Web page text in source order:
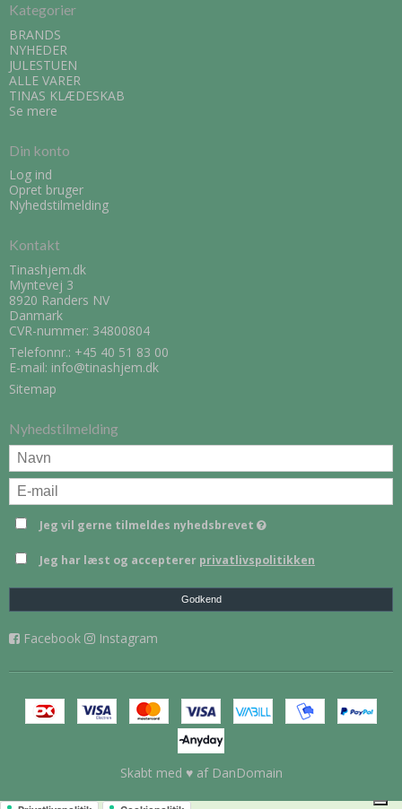
Kategorier
BRANDS
NYHEDER
JULESTUEN
ALLE VARER
TINAS KLÆDESKAB
Se mere
Din konto
Log ind
Opret bruger
Nyhedstilmelding
Kontakt
Tinashjem.dk
Myntevej 3
8920 Randers NV
Danmark
CVR-nummer: 34800804
Telefonnr.: +45 40 51 83 00
E-mail: info@tinashjem.dk
Sitemap
Nyhedstilmelding
Jeg vil gerne tilmeldes nyhedsbrevet
Jeg har læst og accepterer privatlivspolitikken
Godkend
Facebook Instagram
Skabt med ♥ af DanDomain